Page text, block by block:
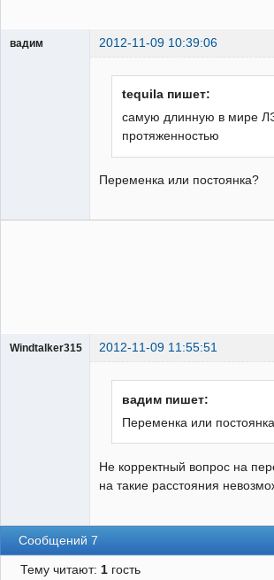
вадим 2012-11-09 10:39:06
tequila пишет:
самую длинную в мире
протяженностью
Переменка или постоянка?
Windtalker315 2012-11-09 11:55:51
вадим пишет:
Переменка или
Не корректный вопрос на
на такие расстояния
Сообщений 7
Тему читают: 1гость